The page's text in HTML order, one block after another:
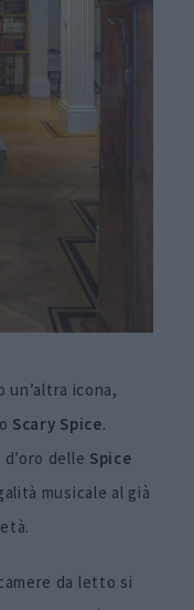
un’altra icona,
Scary Spice.
delle Spice
musicale al già
da letto si